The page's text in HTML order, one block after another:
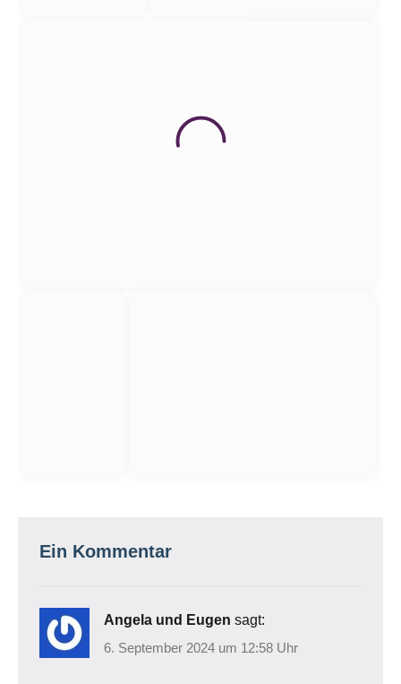
Ein Kommentar
Angela und Eugen sagt:
6. September 2024 um 12:58 Uhr